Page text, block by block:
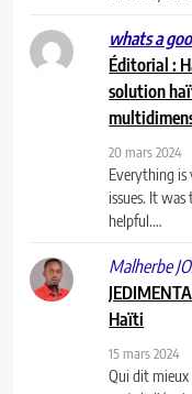
whats a
Éditorial :
solution
20 mars 2024
Everything is
issues. It
helpful.…
Malherbe
Haïti
15 mars 2024
Qui dit mieux